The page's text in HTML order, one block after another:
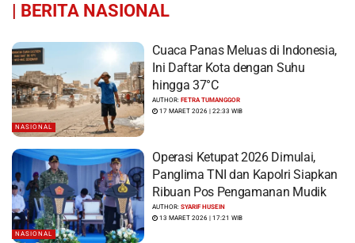
| BERITA NASIONAL
NASIONAL
Cuaca Panas Meluas di Indonesia,
Ini Daftar Kota dengan Suhu
hingga 37°C
AUTHOR:FETRA TUMANGGOR
17 MARET 2026 | 22:33 WIB
NASIONAL
Operasi Ketupat 2026 Dimulai,
Panglima TNI dan Kapolri Siapkan
Ribuan Pos Pengamanan Mudik
AUTHOR:SYARIF HUSEIN
13 MARET 2026 | 17:21 WIB